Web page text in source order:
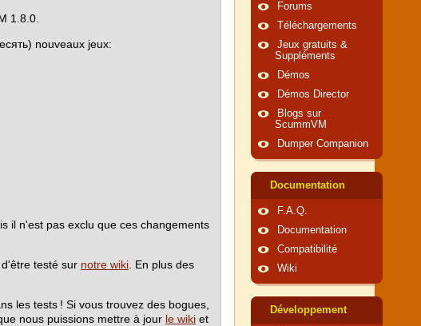
1.8.0.
nouveaux jeux:
il n'est pas exclu que ces changements
testé sur notre wiki . En plus des
les tests ! Si vous trouvez des bogues,
nous puissions mettre à jour le wiki et
Forums
Téléchargements
Jeux gratuits &
Suppléments
Démos
Démos Director
Blogs sur
ScummVM
Dumper Companion
Documentation
F.A.Q.
Documentation
Compatibilité
Wiki
Développement